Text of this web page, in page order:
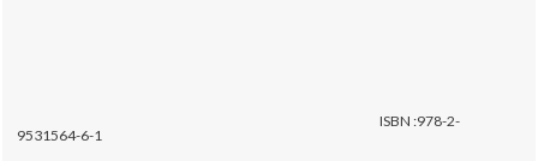
ISBN :978-2-
9531564-6-1